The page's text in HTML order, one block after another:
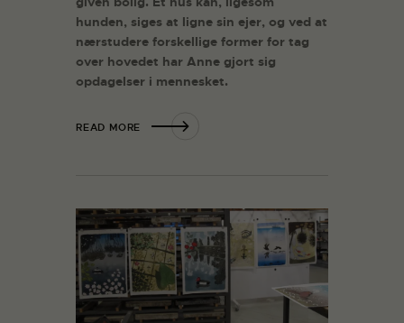
hunden, siges at ligne sin ejer, og ved at
nærstudere forskellige former for tag
over hovedet har Anne gjort sig
opdagelser i mennesket.
READ MORE